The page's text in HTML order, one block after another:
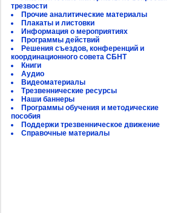
трезвости
Прочие аналитические материалы
Плакаты и листовки
Информация о мероприятиях
Программы действий
Решения съездов, конференций и
координационного совета СБНТ
Книги
Аудио
Видеоматериалы
Трезвеннические ресурсы
Наши баннеры
Программы обучения и методические
пособия
Поддержи трезвенническое движение
Справочные материалы